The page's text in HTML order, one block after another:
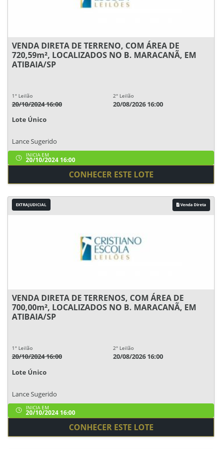
VENDA DIRETA DE TERRENO, COM ÁREA DE
720,59m², LOCALIZADOS NO B. MARACANÃ, EM
ATIBAIA/SP
1° Leilão
20/10/2024 16:00
2° Leilão
20/08/2026 16:00
Lote Único
Lance Sugerido
INICIA EM
20/10/2024 16:00
CONHECER ESTE LOTE
EXTRAJUDICIAL Venda Direta
VENDA DIRETA DE TERRENOS, COM ÁREA DE
700,00m², LOCALIZADOS NO B. MARACANÃ, EM
ATIBAIA/SP
1° Leilão
20/10/2024 16:00
2° Leilão
20/08/2026 16:00
Lote Único
Lance Sugerido
INICIA EM
20/10/2024 16:00
CONHECER ESTE LOTE